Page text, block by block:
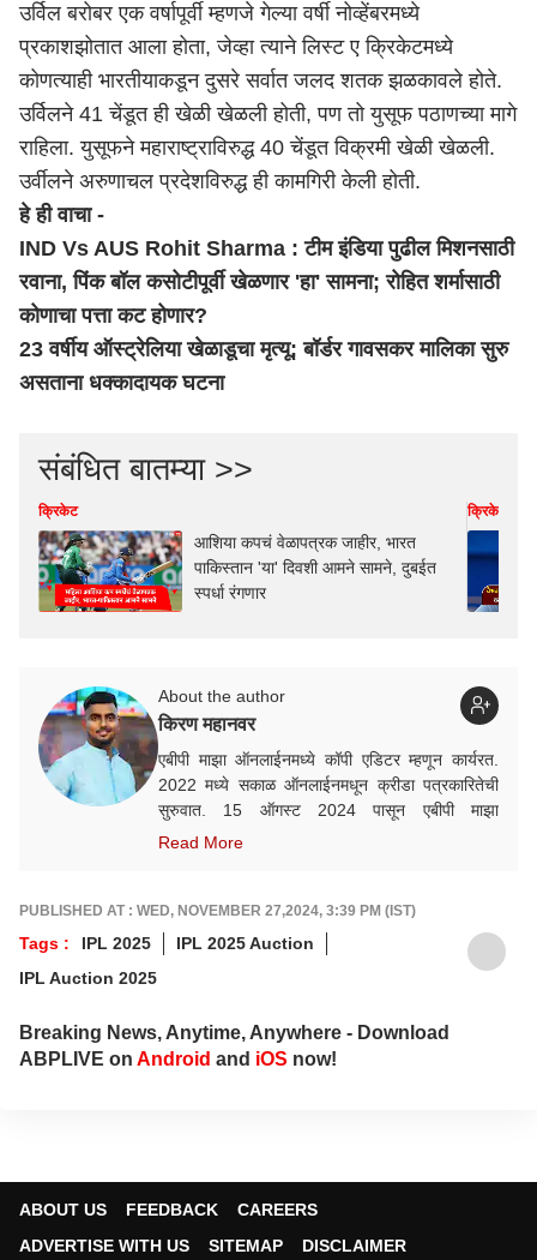
उर्विल बरोबर एक वर्षापूर्वी म्हणजे गेल्या वर्षी नोव्हेंबरमध्ये
प्रकाशझोतात आला होता, जेव्हा त्याने लिस्ट ए क्रिकेटमध्ये
कोणत्याही भारतीयाकडून दुसरे सर्वात जलद शतक झळकावले होते.
उर्विलने 41 चेंडूत ही खेळी खेळली होती, पण तो युसूफ पठाणच्या मागे
राहिला. युसूफनेमहाराष्ट्राविरुद्ध 40 चेंडूत विक्रमी खेळी खेळली.
उर्वीलने अरुणाचल प्रदेशविरुद्ध ही कामगिरी केली होती.
हे ही वाचा -
IND Vs AUS Rohit Sharma : टीम इंडिया पुढील मिशनसाठी
रवाना, पिंक बॉल कसोटीपूर्वी खेळणार 'हा' सामना; रोहित शर्मासाठी
कोणाचा पत्ता कट होणार?
23 वर्षीय ऑस्ट्रेलिया खेळाडूचा मृत्यू; बॉर्डर गावसकर मालिका सुरु
असताना धक्कादायक घटना
संबंधित बातम्या >>
क्रिकेट
आशिया कपचं वेळापत्रक जाहीर, भारत
पाकिस्तान 'या' दिवशी आमने सामने, दुबईत
स्पर्धा रंगणार
क्रिकेट
About the author
किरण महानवर
एबीपी माझा ऑनलाईनमध्ये कॉपी एडिटर म्हणून कार्यरत.
2022 मध्ये सकाळ ऑनलाईनमधून क्रीडा पत्रकारितेची
सुरुवात. 15 ऑगस्ट 2024 पासून एबीपी माझा
ऑनलाईनमध्ये कार्यरत. क्रीडा क्षेत्रात आवड, गेल्या काही
Read More
PUBLISHED AT : WED, NOVEMBER 27,2024, 3:39 PM (IST)
Tags : IPL 2025
IPL 2025 Auction
IPL Auction 2025
Breaking News, Anytime, Anywhere - Download
ABPLIVE on Android and iOS now!
ABOUT US FEEDBACK
CAREERS
ADVERTISE WITH US
SITEMAP DISCLAIMER